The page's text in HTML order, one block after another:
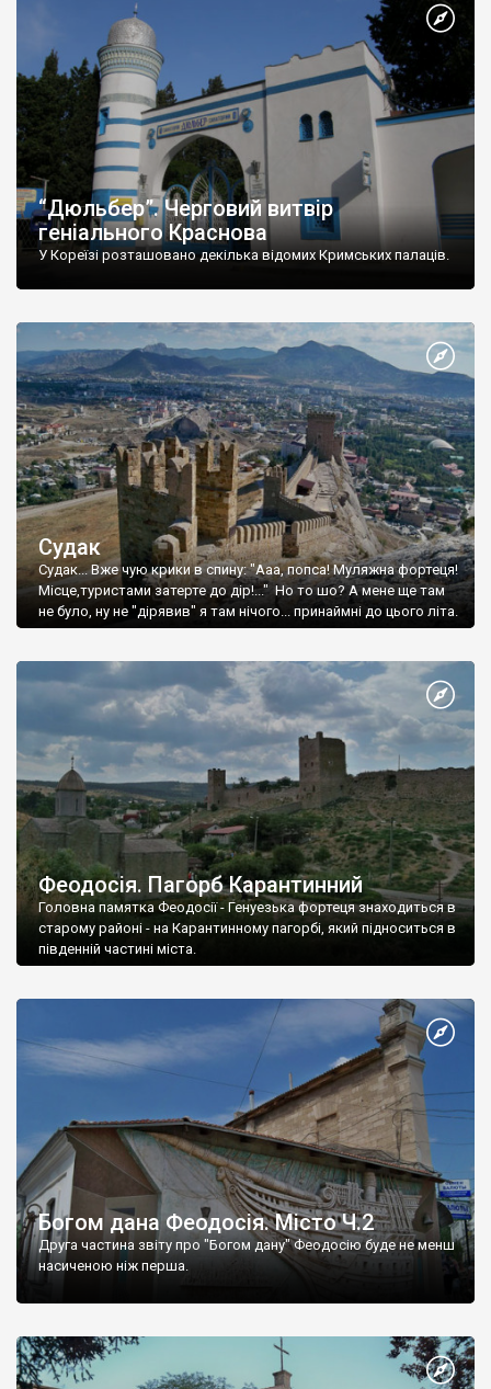
“Дюльбер”. Черговий витвір
геніального Краснова
У Кореїзі розташовано декілька відомих Кримських палаців.
Судак
Судак... Вже чую крики в спину: "Ааа, попса! Муляжна фортеця!
Місце,туристами затерте до дір!..." Но то шо? А мене ще там
не було, ну не "дірявив" я там нічого... принаймні до цього літа.
Феодосія. Пагорб Карантинний
Головна памятка Феодосії - Генуезька фортеця знаходиться в
старому районі - на Карантинному пагорбі, який підноситься в
південній частині міста.
Богом дана Феодосія. Місто Ч.2
Друга частина звіту про "Богом дану" Феодосію буде не менш
насиченою ніж перша.